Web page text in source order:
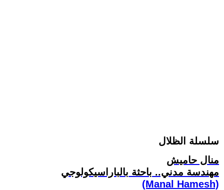
سلسلة الظلال
منال حاميش
مهندسة مدني.. باحثة بالباراسيكولوجي
(Manal Hamesh)